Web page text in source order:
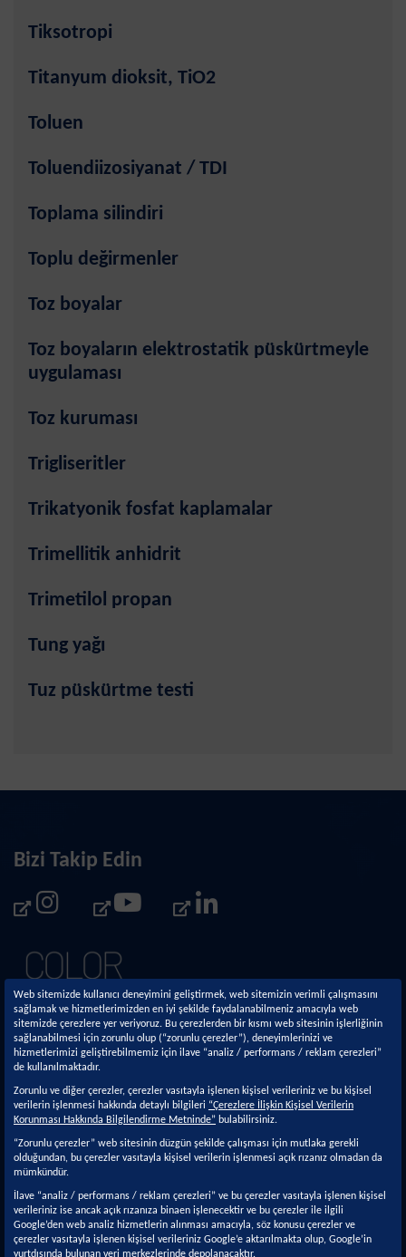
Tiksotropi
Titanyum dioksit, TiO2
Toluen
Toluendiizosiyanat / TDI
Toplama silindiri
Toplu değirmenler
Toz boyalar
Toz boyaların elektrostatik püskürtmeyle
uygulaması
Toz kuruması
Trigliseritler
Trikatyonik fosfat kaplamalar
Trimellitik anhidrit
Trimetilol propan
Tung yağı
Tuz püskürtme testi
Bizi Takip Edin
Kurumsal
Hakkımızda
Faaliyetlerimiz
Ar-Ge & İnovasyon
Kalite
Kansai Paint Hakkında
Yasal Duyurular
Sürdürülebilirlik
Yaklaşımımız
Politikalar ve İlkeler
Yönetim Sistemleri ve
Belgeler
Web sitemizde kullanıcı deneyimini geliştirmek, web sitemizin verimli çalışmasını
sağlamak ve hizmetlerimizden en iyi şekilde faydalanabilmeniz amacıyla web
sitemizde çerezlere yer veriyoruz. Bu çerezlerden bir kısmı web sitesinin işlerliğinin
sağlanabilmesi için zorunlu olup (“zorunlu çerezler”), deneyimlerinizi ve
hizmetlerimizi geliştirebilmemiz için ilave “analiz / performans / reklam çerezleri”
de kullanılmaktadır.
Zorunlu ve diğer çerezler, çerezler vasıtayla işlenen kişisel verileriniz ve bu kişisel
verilerin işlenmesi hakkında detaylı bilgileri “Çerezlere İlişkin Kişisel Verilerin
Korunması Hakkında Bilgilendirme Metninde” bulabilirsiniz.
“Zorunlu çerezler” web sitesinin düzgün şekilde çalışması için mutlaka gerekli
olduğundan, bu çerezler vasıtayla kişisel verilerin işlenmesi açık rızanız olmadan da
mümkündür.
İlave “analiz / performans / reklam çerezleri” ve bu çerezler vasıtayla işlenen kişisel
verileriniz ise ancak açık rızanıza binaen işlenecektir ve bu çerezler ile ilgili
Google’den web analiz hizmetlerin alınması amacıyla, söz konusu çerezler ve
çerezler vasıtayla işlenen kişisel verileriniz Google’e aktarılmakta olup, Google’in
yurtdışında bulunan veri merkezlerinde depolanacaktır.